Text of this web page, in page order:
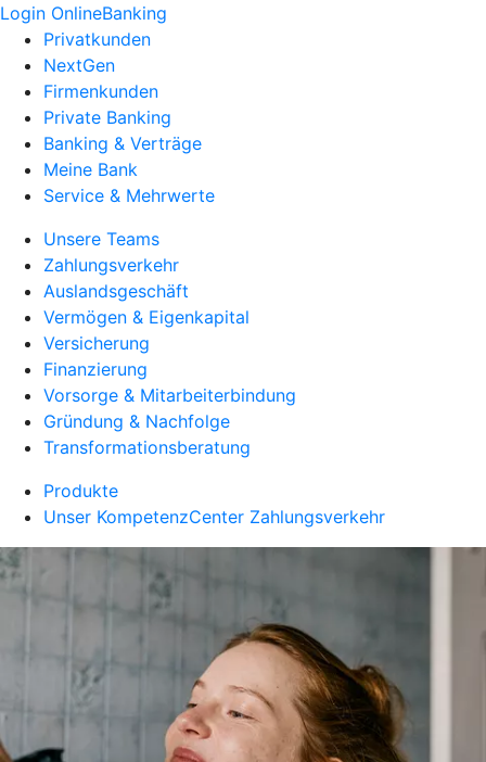
Login OnlineBanking
Privatkunden
NextGen
Firmenkunden
Private Banking
Banking & Verträge
Meine Bank
Service & Mehrwerte
Unsere Teams
Zahlungsverkehr
Auslandsgeschäft
Vermögen & Eigenkapital
Versicherung
Finanzierung
Vorsorge & Mitarbeiterbindung
Gründung & Nachfolge
Transformationsberatung
Produkte
Unser KompetenzCenter Zahlungsverkehr